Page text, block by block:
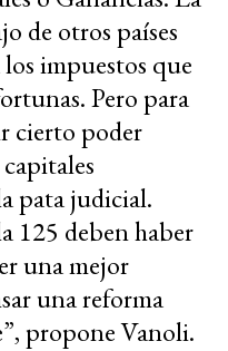
de otros países
impuestos que
Pero para
cierto poder
pata judicial.
125 deben haber
una mejor
una reforma
propone Vanoli.